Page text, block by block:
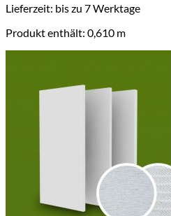
Lieferzeit: bis zu 7 Werktage
Produkt enthält: 0,610 m